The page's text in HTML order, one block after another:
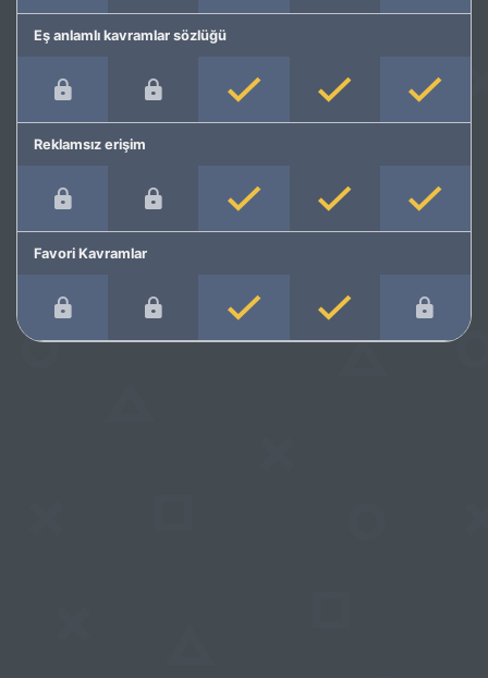
Eş anlamlı kavramlar sözlüğü
Reklamsız erişim
Favori Kavramlar